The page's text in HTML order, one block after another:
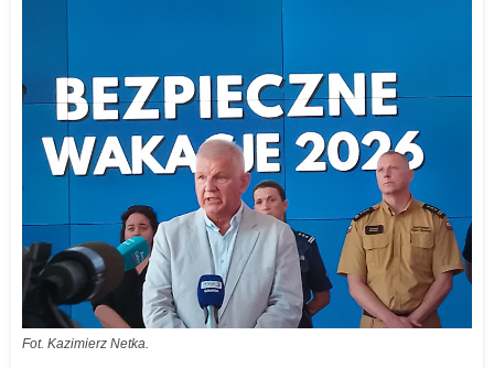
Fot. Kazimierz Netka.